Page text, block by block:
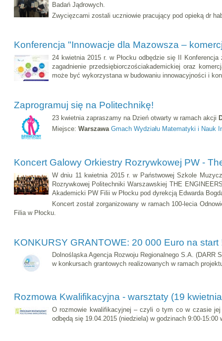
Badań Jądrowych.
Zwycięzcami zostali uczniowie pracujący pod opieką dr
Konferencja "Innowacje dla Mazowsza –
24 kwietnia 2015 r. w Płocku odbędzie się II
zagadnienie przedsiębiorczościakademickiej oraz
może być wykorzystana w budowaniu innowacyjności i
Zaprogramuj się na Politechnikę!
23 kwietnia zapraszamy na Dzień otwarty w ramach akcji
Miejsce: Warszawa Gmach Wydziału Matematyki i Nauk
Koncert Galowy Orkiestry Rozrywkowej PW -
W dniu 11 kwietnia 2015 r. w Państwowej Szkole
Rozrywkowej Politechniki Warszawskiej THE
Akademicki PW Filii w Płocku pod dyrekcją Edwarda
Koncert został zorganizowany w ramach 100-lecia
Filia w Płocku.
KONKURSY GRANTOWE: 20 000 Euro na start
Dolnośląska Agencja Rozwoju Regionalnego S.A. (DARR
w konkursach grantowych realizowanych w ramach
Rozmowa Kwalifikacyjna - warsztaty (19
O rozmowie kwalifikacyjnej – czyli o tym co w czasie jej
odbędą się 19.04.2015 (niedziela) w godzinach 9:00-